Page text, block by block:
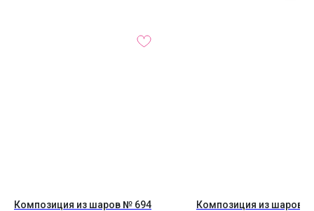
Композиция из шаров № 694 Композиция из шаров